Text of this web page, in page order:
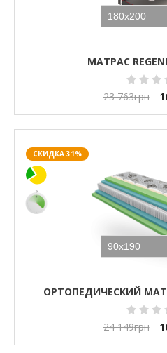
МАТРАС
23 763грн
СКИДКА 31%
ОРТОПЕДИЧЕСКИЙ
24 149грн